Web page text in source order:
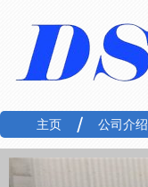
主页 公司介绍